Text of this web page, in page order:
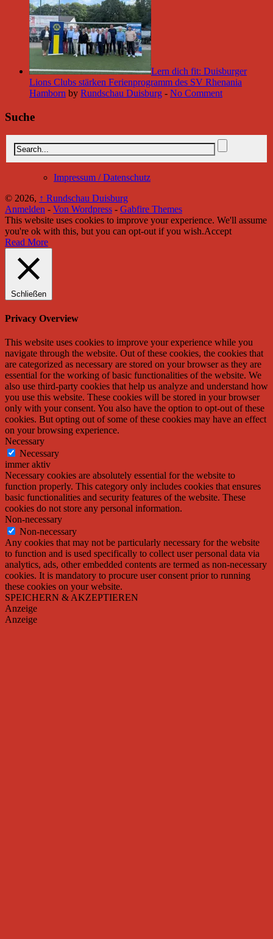
Lern dich fit: Duisburger
Lions Clubs stärken Ferienprogramm des SV Rhenania
Hamborn by Rundschau Duisburg - No Comment
Suche
Impressum / Datenschutz
© 2026, ↑ Rundschau Duisburg
Anmelden - Von Wordpress - Gabfire Themes
This website uses cookies to improve your experience. We'll assume
you're ok with this, but you can opt-out if you wish.Accept
Read More
Schließen
Privacy Overview
This website uses cookies to improve your experience while you
navigate through the website. Out of these cookies, the cookies that
are categorized as necessary are stored on your browser as they are
essential for the working of basic functionalities of the website. We
also use third-party cookies that help us analyze and understand how
you use this website. These cookies will be stored in your browser
only with your consent. You also have the option to opt-out of these
cookies. But opting out of some of these cookies may have an effect
on your browsing experience.
Necessary
Necessary
immer aktiv
Necessary cookies are absolutely essential for the website to
function properly. This category only includes cookies that ensures
basic functionalities and security features of the website. These
cookies do not store any personal information.
Non-necessary
Non-necessary
Any cookies that may not be particularly necessary for the website
to function and is used specifically to collect user personal data via
analytics, ads, other embedded contents are termed as non-necessary
cookies. It is mandatory to procure user consent prior to running
these cookies on your website.
SPEICHERN & AKZEPTIEREN
Anzeige
Anzeige